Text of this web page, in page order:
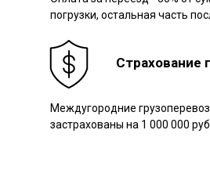
Страхование
Междугородние
застрахованы на 1 000 000
погрузки, остальная часть